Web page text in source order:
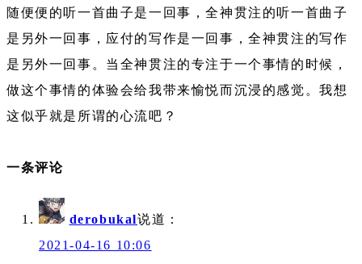
随便便的听一首曲子是一回事，全神贯注的听一首曲子
是另外一回事，应付的写作是一回事，全神贯注的写作
是另外一回事。当全神贯注的专注于一个事情的时候，
做这个事情的体验会给我带来愉悦而沉浸的感觉。我想
这似乎就是所谓的心流吧？
一条评论
derobukal说道：
2021-04-16 10:06